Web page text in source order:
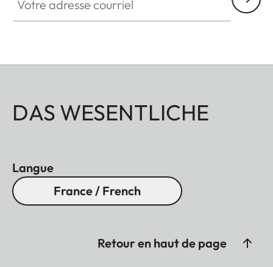
DAS WESENTLICHE
Langue
France / French
Retour en haut de page